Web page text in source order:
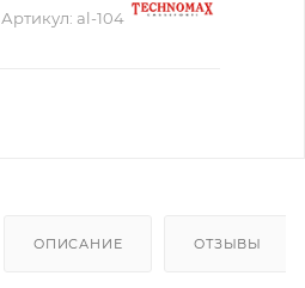
Артикул: al-104
ОПИСАНИЕ ОТЗЫВЫ